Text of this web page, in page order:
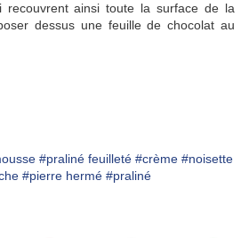
recouvrent ainsi toute la surface de la
dessus une feuille de chocolat au
#praliné feuilleté #crème #noisette
#pierre hermé #praliné